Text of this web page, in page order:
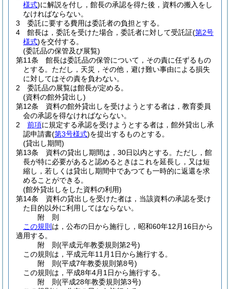
様式)に解説を付し，館長の承認を得た後，資料の搬入をし
なければならない。
3
委託に要する費用は委託者の負担とする。
4
館長は，委託を受けた場合，委託者に対して受託証(第2号
様式)を交付する。
(委託品の保管及び展覧)
第11条
館長は委託品の保管について，その責に任ずるもの
とする。 ただし，天災，その他，避け難い事由による損失
に対してはその責を負わない。
2
委託品の展覧は館長が定める。
(資料の館外貸出し)
第12条
資料の館外貸出しを受けようとする者は，教育委員
会の承認を得なければならない。
2
前項に規定する承認を受けようとする者は，館外貸出し承
認申請書(第3号様式)を提出するものとする。
(貸出し期間)
第13条
資料の貸出し期間は，30日以内とする。 ただし，館
長が特に必要があると認めるときはこれを延長し，又は短
縮し，若しくは貸出し期間中であつても一時的に返還を求
めることができる。
(館外貸出しをした資料の利用)
第14条
資料の貸出しを受けた者は，当該資料の承認を受け
た目的以外に利用してはならない。
附 則
この規則 は，公布の日から施行し，昭和60年12月16日から
適用する。
附 則(平成元年教委規則第2号)
この規則は，平成元年11月1日から施行する。
附 則(平成7年教委規則第8号)
この規則は，平成8年4月1日から施行する。
附 則(平成28年教委規則第3号)